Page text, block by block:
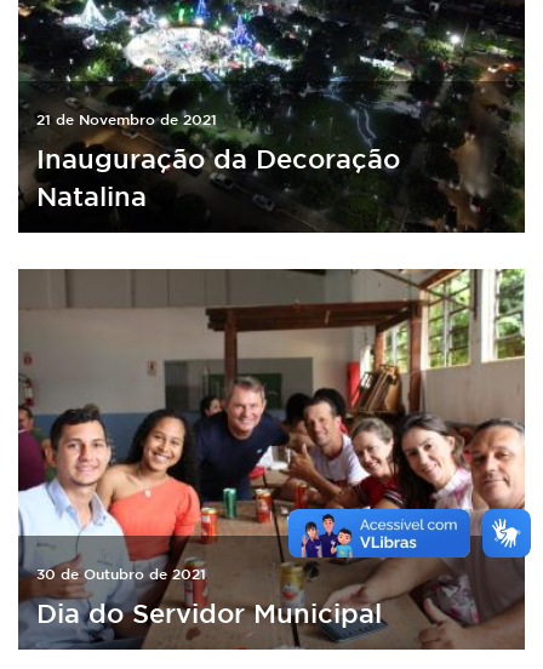
21 de Novembro de 2021
Inauguração da Decoração
Natalina
30 de Outubro de 2021
Dia do Servidor Municipal